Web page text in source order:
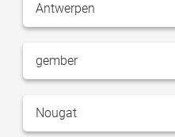
Antwerpen
gember
Nougat